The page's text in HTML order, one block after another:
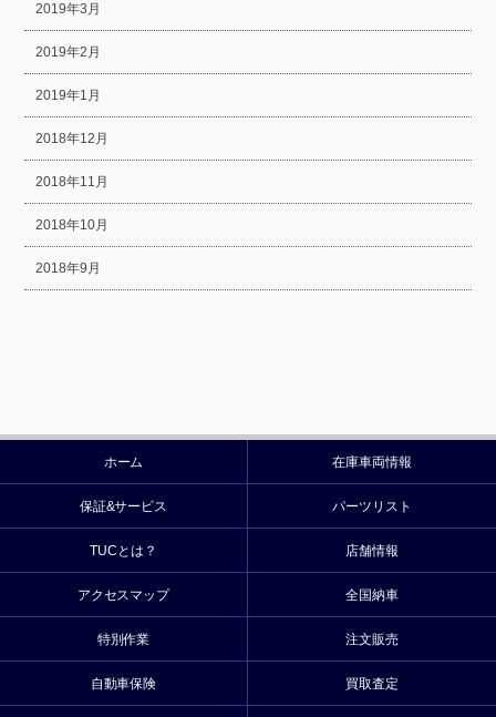
2019年3月
2019年2月
2019年1月
2018年12月
2018年11月
2018年10月
2018年9月
ホーム 在庫車両情報
保証&サービス パーツリスト
TUCとは？ 店舗情報
アクセスマップ 全国納車
特別作業 注文販売
自動車保険 買取査定